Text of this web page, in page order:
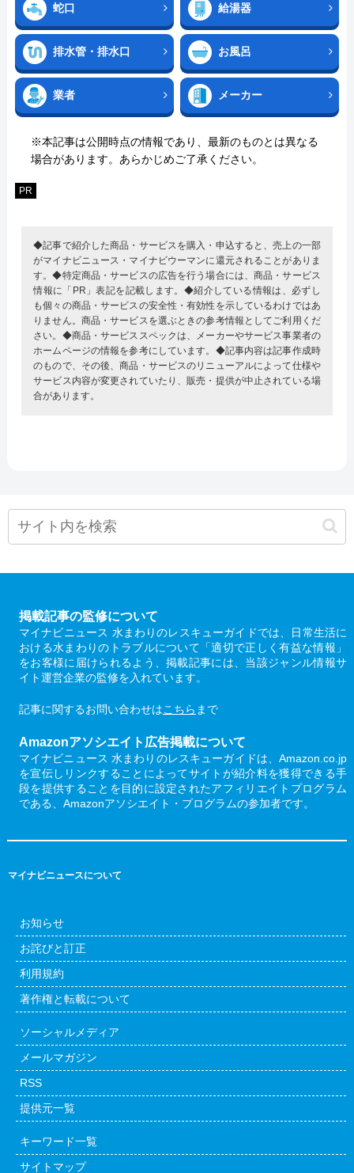
蛇口 給湯器
排水管・排水口 お風呂
業者 メーカー
※本記事は公開時点の情報であり、最新のものとは異なる
場合があります。あらかじめご了承ください。
PR
◆記事で紹介した商品・サービスを購入・申込すると、売上の一部
がマイナビニュース・マイナビウーマンに還元されることがありま
す。◆特定商品・サービスの広告を行う場合には、商品・サービス
情報に「PR」表記を記載します。◆紹介している情報は、必ずし
も個々の商品・サービスの安全性・有効性を示しているわけではあ
りません。商品・サービスを選ぶときの参考情報としてご利用くだ
さい。◆商品・サービススペックは、メーカーやサービス事業者の
ホームページの情報を参考にしています。◆記事内容は記事作成時
のもので、その後、商品・サービスのリニューアルによって仕様や
サービス内容が変更されていたり、販売・提供が中止されている場
合があります。
掲載記事の監修について
マイナビニュース 水まわりのレスキューガイドでは、日常生活に
おける水まわりのトラブルについて「適切で正しく有益な情報」
をお客様に届けられるよう、掲載記事には、当該ジャンル情報サ
イト運営企業の監修を入れています。
記事に関するお問い合わせはこちら まで
Amazonアソシエイト広告掲載について
マイナビニュース 水まわりのレスキューガイドは、Amazon.co.jp
を宣伝しリンクすることによってサイトが紹介料を獲得できる手
段を提供することを目的に設定されたアフィリエイトプログラム
である、Amazonアソシエイト・プログラムの参加者です。
マイナビニュースについて
お知らせ
お詫びと訂正
利用規約
著作権と転載について
ソーシャルメディア
メールマガジン
RSS
提供元一覧
キーワード一覧
サイトマップ